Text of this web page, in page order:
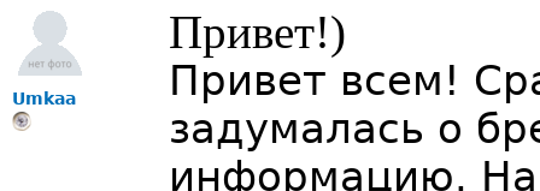
Umkaa
Привет!)
Привет всем!
задумалась о
информацию. На